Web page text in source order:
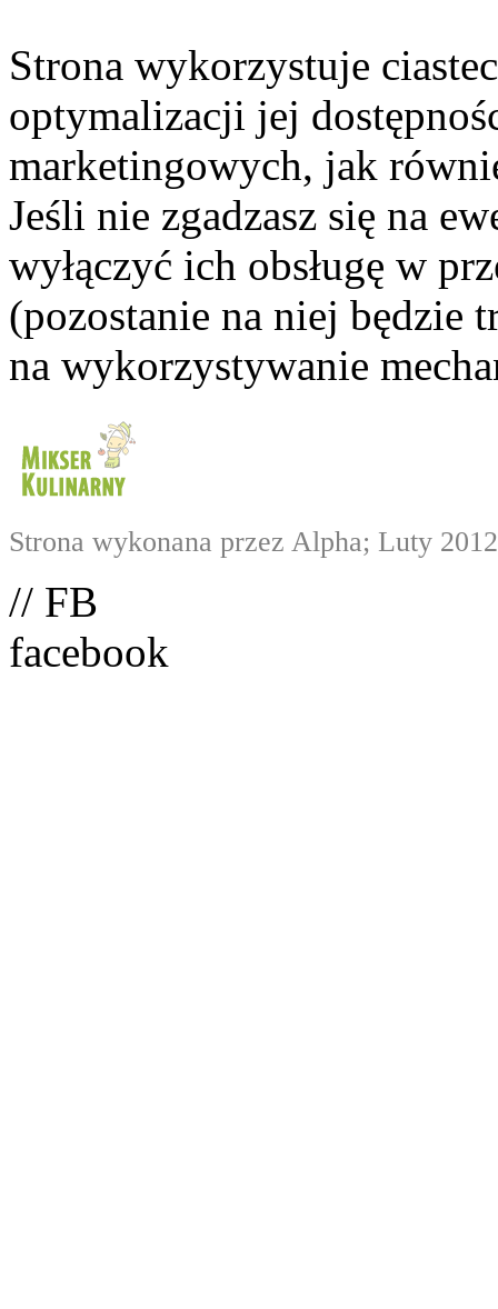
Strona wykorzystuje
optymalizacji jej
marketingowych, jak
Jeśli nie zgadzasz się na
wyłączyć ich obsługę w
(pozostanie na niej będzie
na wykorzystywanie
Strona wykonana przez Alpha; Luty 2012
// FB
facebook